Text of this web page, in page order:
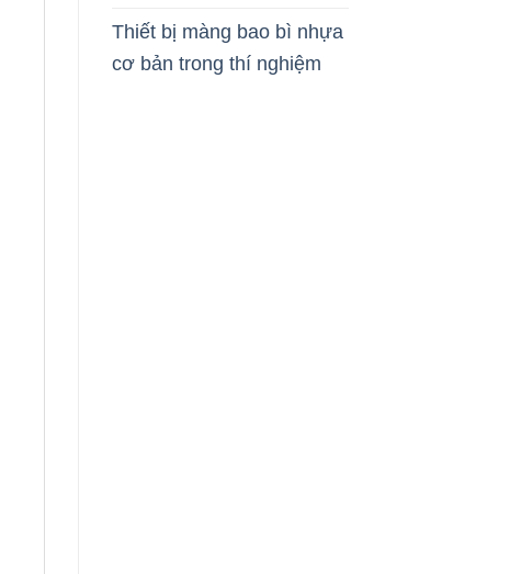
Thiết bị màng bao bì nhựa
cơ bản trong thí nghiệm